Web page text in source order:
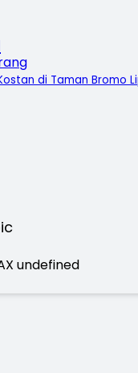
di Taman Bromo